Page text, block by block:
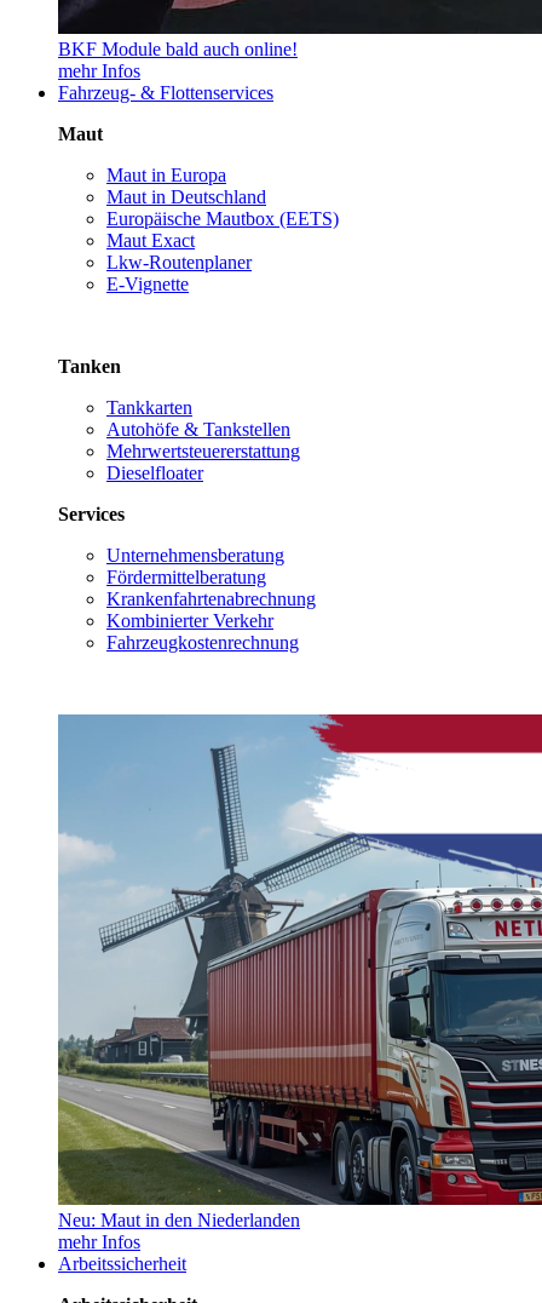
BKF Module bald auch online!
mehr Infos
Fahrzeug- & Flottenservices
Maut
Maut in Europa
Maut in Deutschland
Europäische Mautbox (EETS)
Maut Exact
Lkw-Routenplaner
E-Vignette
Tanken
Tankkarten
Autohöfe & Tankstellen
Mehrwertsteuererstattung
Dieselfloater
Services
Unternehmensberatung
Fördermittelberatung
Krankenfahrtenabrechnung
Kombinierter Verkehr
Fahrzeugkostenrechnung
Neu: Maut in den Niederlanden
mehr Infos
Arbeitssicherheit